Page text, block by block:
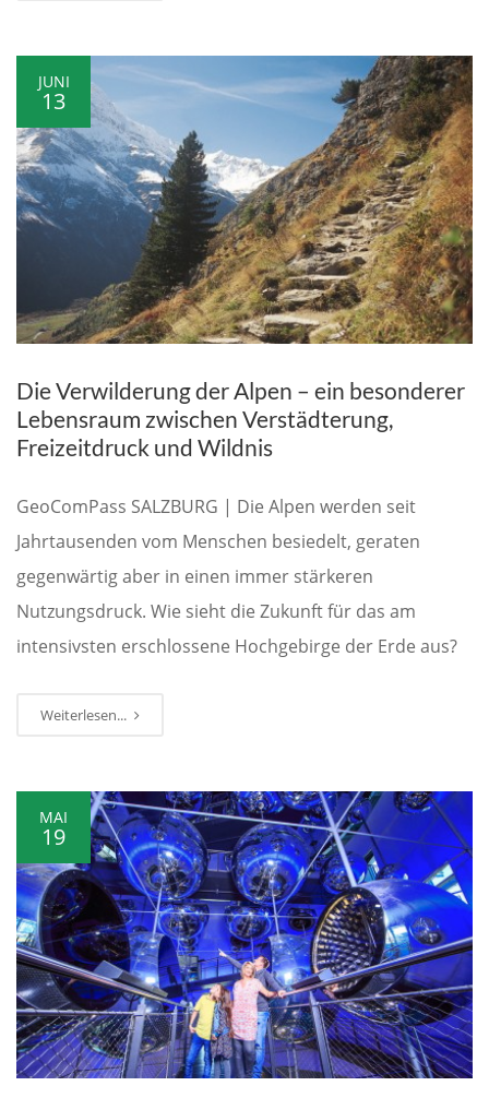
JUNI
13
Die Verwilderung der Alpen – ein besonderer
Lebensraum zwischen Verstädterung,
Freizeitdruck und Wildnis
GeoComPass SALZBURG | Die Alpen werden seit
Jahrtausenden vom Menschen besiedelt, geraten
gegenwärtig aber in einen immer stärkeren
Nutzungsdruck. Wie sieht die Zukunft für das am
intensivsten erschlossene Hochgebirge der Erde aus?
Weiterlesen...
MAI
19